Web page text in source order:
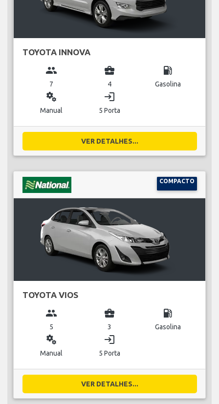
TOYOTA INNOVA
group
7
business_center
4
local_gas_station
Gasolina
miscellaneous_services
Manual
login
5 Porta
VER DETALHES...
COMPACTO
TOYOTA VIOS
group
5
business_center
3
local_gas_station
Gasolina
miscellaneous_services
Manual
login
5 Porta
VER DETALHES...